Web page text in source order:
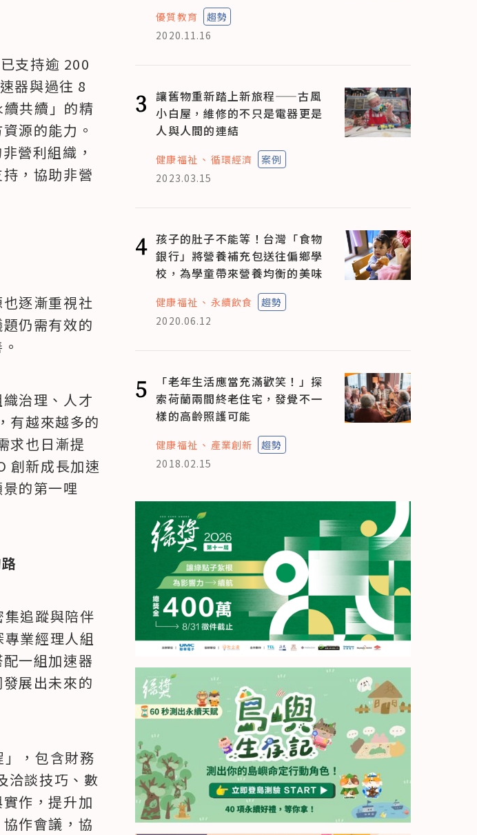
支持逾 200
器與過往 8
共續」的精
源的能力。
營利組織，
，協助非營
逐漸重視社
仍需有效的
治理、人才
有越來越多的
求也日漸提
創新成長加速
的第一哩
追蹤與陪伴
業經理人組
一組加速器
展出未來的
，包含財務
洽談技巧、數
作，提升加
作會議，協
優質教育
趨勢
2020.11.16
3
讓舊物重新踏上新旅程——古風
小白屋，維修的不只是電器更是
人與人間的連結
健康福祉 循環經濟
案例
2023.03.15
4 孩子的肚子不能等！台灣「食物
銀行」將營養補充包送往偏鄉學
校，為學童帶來營養均衡的美味
健康福祉 永續飲食
趨勢
2020.06.12
5
「老年生活應當充滿歡笑！」探
索荷蘭兩間終老住宅，發覺不一
樣的高齡照護可能
健康福祉 產業創新
趨勢
2018.02.15